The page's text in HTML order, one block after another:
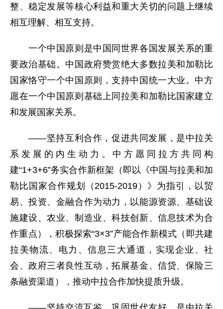
整、稳定发展等核心利益和重大关切的问题上继续
相互理解、相互支持。
一个中国原则是中国同世界各国发展关系的重
要政治基础。中国政府赞赏绝大多数拉美和加勒比
国家恪守一个中国原则，支持中国统一大业。中方
愿在一个中国原则基础上同拉美和加勒比国家建立
和发展国家关系。
——坚持互利合作，促进共同发展，是中拉关
系发展的内生动力。中方愿同拉方共同构
建“1+3+6”务实合作新框架（即以《中国与拉美和加
勒比国家合作规划（2015-2019）》为指引，以贸
易、投资、金融合作为动力，以能源资源、基础设
施建设、农业、制造业、科技创新、信息技术为合
作重点），积极探索“3×3”产能合作新模式（即共建
拉美物流、电力、信息三大通道，实现企业、社
会、政府三者良性互动，拓展基金、信贷、保险三
条融资渠道），推动中拉合作加快提质升级。